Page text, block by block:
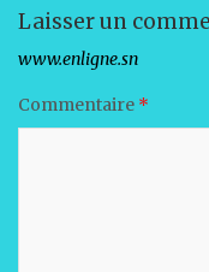
Laisser un
Votre adresse e-mail
Les champs obligatoires sont
Commentaire *